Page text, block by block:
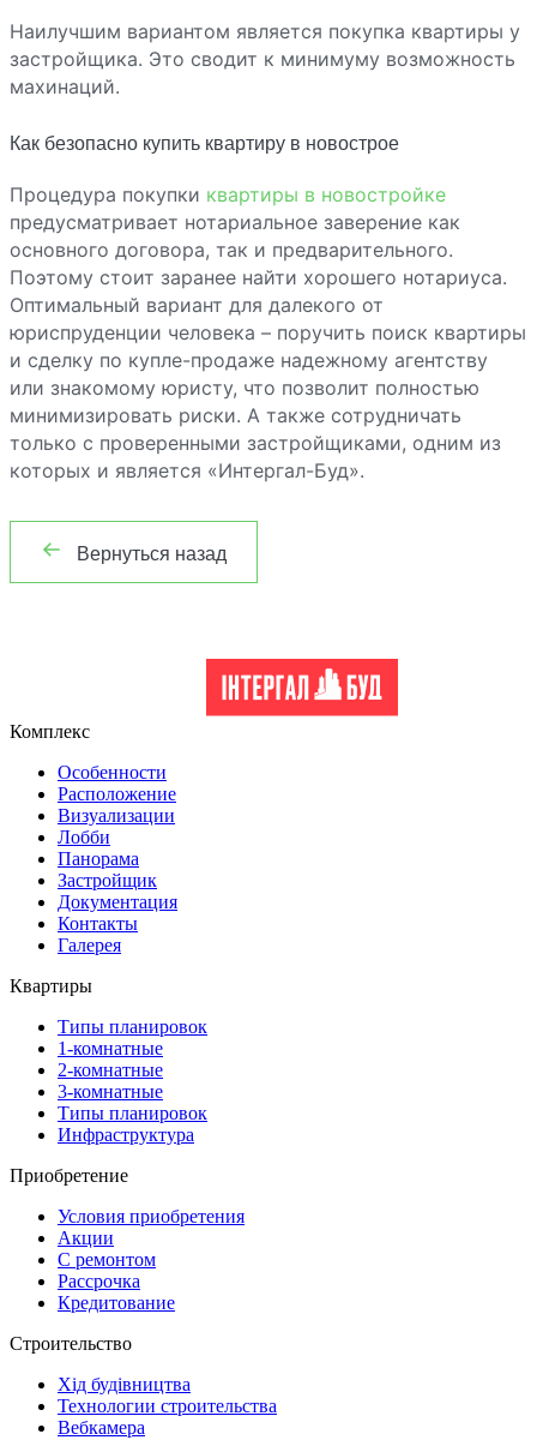
Наилучшим вариантом является покупка квартиры у
застройщика. Это сводит к минимуму возможность
махинаций.
Как безопасно купить квартиру в новострое
Процедура покупки квартиры в новостройке
предусматривает нотариальное заверение как
основного договора, так и предварительного.
Поэтому стоит заранее найти хорошего нотариуса.
Оптимальный вариант для далекого от
юриспруденции человека – поручить поиск квартиры
и сделку по купле-продаже надежному агентству
или знакомому юристу, что позволит полностью
минимизировать риски. А также сотрудничать
только с проверенными застройщиками, одним из
которых и является «Интергал-Буд».
Вернуться назад
Комплекс
Особенности
Расположение
Визуализации
Лобби
Панорама
Застройщик
Документация
Контакты
Галерея
Квартиры
Типы планировок
1-комнатные
2-комнатные
3-комнатные
Типы планировок
Инфраструктура
Приобретение
Условия приобретения
Акции
С ремонтом
Рассрочка
Кредитование
Строительство
Хід будівництва
Технологии строительства
Вебкамера